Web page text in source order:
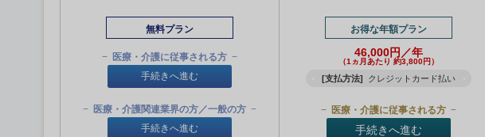
無料プラン
医療・介護に従事される方
手続きへ進む
医療・介護関連業界の方／一般の方
手続きへ進む
お得な年額プラン
46,000円／年
（1ヵ月あたり 約3,800円）
[支払方法] クレジットカード払い
医療・介護に従事される方
手続きへ進む